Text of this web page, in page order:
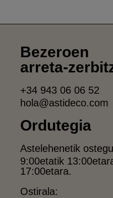
Bezeroen
arreta-
+34 943 06 06 52
hola@astideco.com
Ordutegia
Astelehenetik
9:00etatik
17:00etara.
Ostirala: